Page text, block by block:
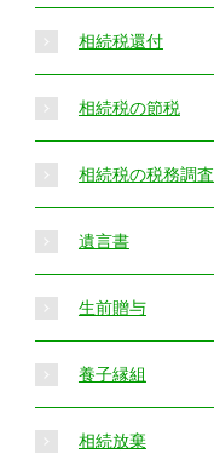
相続税還付
相続税の節税
相続税の税務調査
遺言書
生前贈与
養子縁組
相続放棄